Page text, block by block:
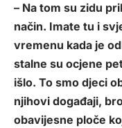
– Na tom su zidu
način. Imate tu i
vremenu kada je
stalne su ocjene
išlo. To smo djeci
njihovi događaji,
obavijesne ploče